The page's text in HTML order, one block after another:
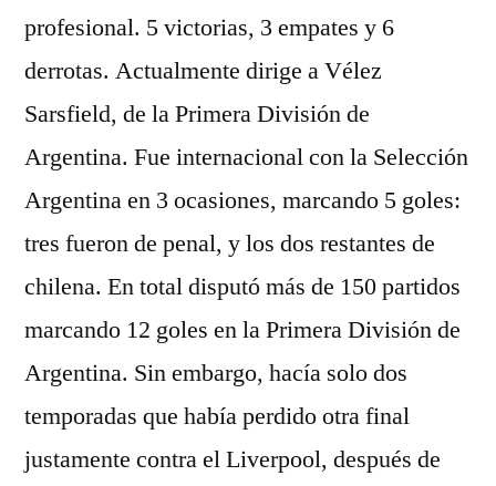
profesional. 5 victorias, 3 empates y 6
derrotas. Actualmente dirige a Vélez
Sarsfield, de la Primera División de
Argentina. Fue internacional con la Selección
Argentina en 3 ocasiones, marcando 5 goles:
tres fueron de penal, y los dos restantes de
chilena. En total disputó más de 150 partidos
marcando 12 goles en la Primera División de
Argentina. Sin embargo, hacía solo dos
temporadas que había perdido otra final
justamente contra el Liverpool, después de